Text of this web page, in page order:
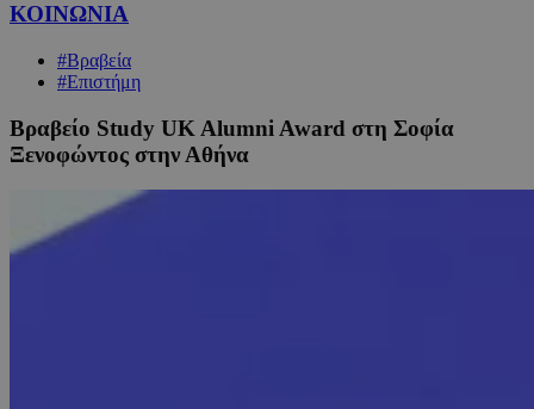
ΚΟΙΝΩΝΙΑ
#Βραβεία
#Επιστήμη
Βραβείο Study UK Alumni Award στη Σοφία
Ξενοφώντος στην Αθήνα